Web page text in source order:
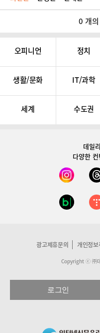
0 개
오피니언 정치
생활/문화 IT/과학
세계 수도권
데일
다양한
광고제휴문의 개인정
Copyright ⓒ ㈜
로그인